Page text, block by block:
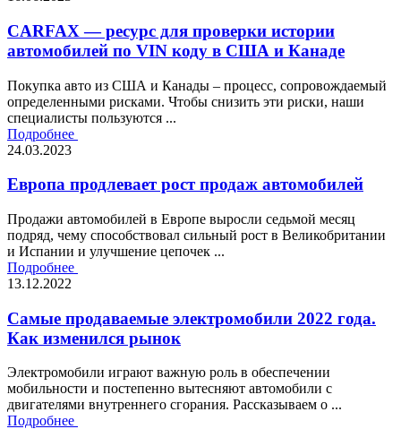
CARFAX — ресурс для проверки истории
автомобилей по VIN коду в США и Канаде
Покупка авто из США и Канады – процесс, сопровождаемый
определенными рисками. Чтобы снизить эти риски, наши
специалисты пользуются ...
Подробнее
24.03.2023
Европа продлевает рост продаж автомобилей
Продажи автомобилей в Европе выросли седьмой месяц
подряд, чему способствовал сильный рост в Великобритании
и Испании и улучшение цепочек ...
Подробнее
13.12.2022
Самые продаваемые электромобили 2022 года.
Как изменился рынок
Электромобили играют важную роль в обеспечении
мобильности и постепенно вытесняют автомобили с
двигателями внутреннего сгорания. Рассказываем о ...
Подробнее